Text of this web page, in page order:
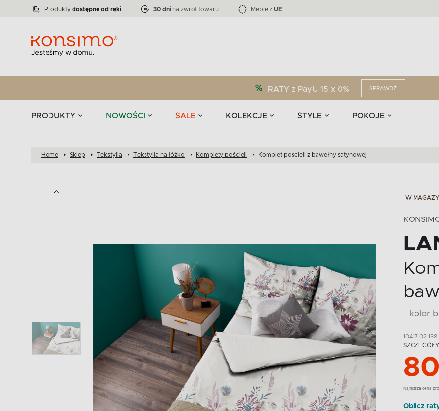
Produkty dostępne od ręki 30 dni na zwrot towaru Meble z UE
RATY z PayU 15 x 0% SPRAWDŹ
PRODUKTY NOWOŚCI SALE KOLEKCJE STYLE POKOJE
Zastawy stołowe i akcesoria
Kolekcja narożników RATLO -39 % Kolekcja mebli LOFTY -45 %
VICTO Liczba produktów:71 EPIRI Liczba produktów:
ELEGANT Liczba produktów:864 TEENS Liczba produktów:
stołowe
Home Sklep Tekstylia Tekstylia na łóżko Komplety pościeli Komplet pościeli z bawełny satynowej
W
- kolor
10417.02.138
SZCZEGÓŁY
Najnizsza cena
Oblicz